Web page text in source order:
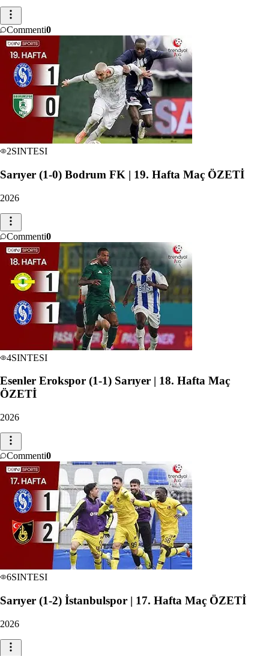
Commenti0
2SINTESI
Sarıyer (1-0) Bodrum FK | 19. Hafta Maç ÖZETİ
2026
Commenti0
4SINTESI
Esenler Erokspor (1-1) Sarıyer | 18. Hafta Maç
ÖZETİ
2026
Commenti0
6SINTESI
Sarıyer (1-2) İstanbulspor | 17. Hafta Maç ÖZETİ
2026